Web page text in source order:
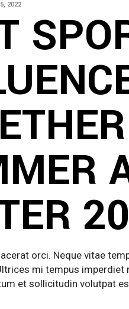
2022
orci. Neque vitae
mi tempus
et sollicitudin volutpat